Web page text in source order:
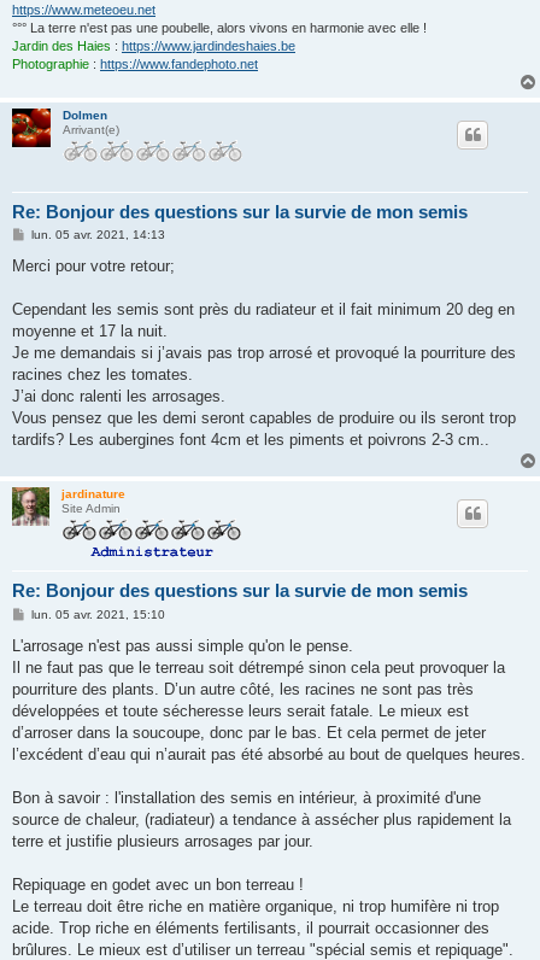
https://www.meteoeu.net
°°° La terre n'est pas une poubelle, alors vivons en harmonie avec elle !
Jardin des Haies : https://www.jardindeshaies.be
Photographie : https://www.fandephoto.net
Dolmen
Arrivant(e)
Re: Bonjour des questions sur la survie de mon semis
M
s
g
e
lun. 05 avr. 2021, 14:13
Merci pour votre retour;
Cependant les semis sont près du radiateur et il fait minimum 20 deg en
moyenne et 17 la nuit.
Je me demandais si j’avais pas trop arrosé et provoqué la pourriture des
racines chez les tomates.
J’ai donc ralenti les arrosages.
Vous pensez que les demi seront capables de produire ou ils seront trop
tardifs? Les aubergines font 4cm et les piments et poivrons 2-3 cm..
jardinature
Site Admin
Re: Bonjour des questions sur la survie de mon semis
M
s
a
g
lun. 05 avr. 2021, 15:10
L'arrosage n'est pas aussi simple qu'on le pense.
Il ne faut pas que le terreau soit détrempé sinon cela peut provoquer la
pourriture des plants. D’un autre côté, les racines ne sont pas très
développées et toute sécheresse leurs serait fatale. Le mieux est
d’arroser dans la soucoupe, donc par le bas. Et cela permet de jeter
l’excédent d’eau qui n’aurait pas été absorbé au bout de quelques heures.
Bon à savoir : l'installation des semis en intérieur, à proximité d'une
source de chaleur, (radiateur) a tendance à assécher plus rapidement la
terre et justifie plusieurs arrosages par jour.
Repiquage en godet avec un bon terreau !
Le terreau doit être riche en matière organique, ni trop humifère ni trop
acide. Trop riche en éléments fertilisants, il pourrait occasionner des
brûlures. Le mieux est d’utiliser un terreau "spécial semis et repiquage".